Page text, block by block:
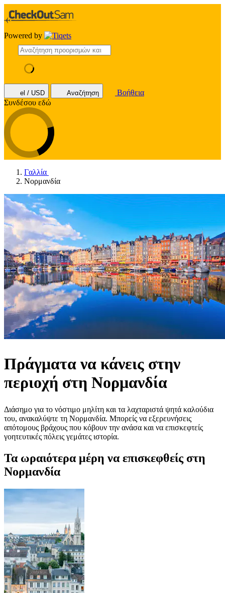
Powered by
el / USD Αναζήτηση
Βοήθεια
Συνδέσου εδώ
Γαλλία
Νορμανδία
Πράγματα να κάνεις στην
περιοχή στη Νορμανδία
Διάσημο για το νόστιμο μηλίτη και τα λαχταριστά ψητά καλούδια
του, ανακαλύψτε τη Νορμανδία. Μπορείς να εξερευνήσεις
απότομους βράχους που κόβουν την ανάσα και να επισκεφτείς
γοητευτικές πόλεις γεμάτες ιστορία.
Τα ωραιότερα μέρη να επισκεφθείς στη
Νορμανδία